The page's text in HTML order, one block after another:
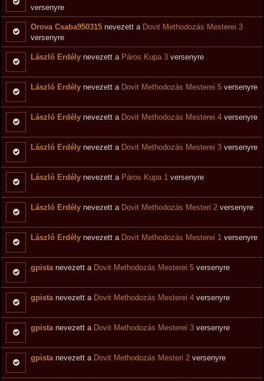
versenyre
Orova Csaba950315 nevezett a Dovit Methodozás Mesterei 3
versenyre
László Erdély nevezett a Páros Kupa 3 versenyre
László Erdély nevezett a Dovit Methodozás Mesterei 5 versenyre
László Erdély nevezett a Dovit Methodozás Mesterei 4 versenyre
László Erdély nevezett a Dovit Methodozás Mesterei 3 versenyre
László Erdély nevezett a Páros Kupa 1 versenyre
László Erdély nevezett a Dovit Methodozás Mesteri 2 versenyre
László Erdély nevezett a Dovit Methodozás Mesterei 1 versenyre
gpistanevezett a Dovit Methodozás Mesterei 5 versenyre
gpistanevezett a Dovit Methodozás Mesterei 4 versenyre
gpistanevezett a Dovit Methodozás Mesterei 3 versenyre
gpistanevezett a Dovit Methodozás Mesteri 2 versenyre